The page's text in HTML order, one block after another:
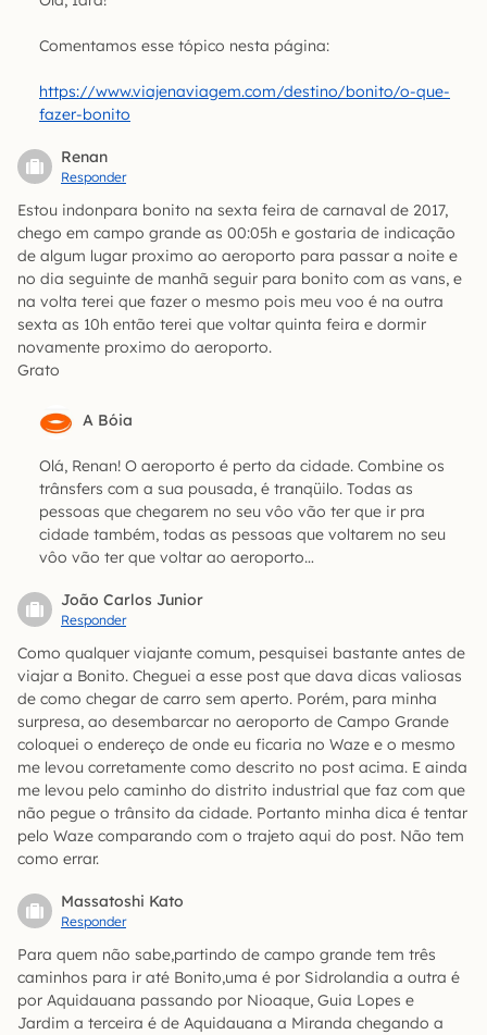
Comentamos esse tópico nesta página:
https://www.viajenaviagem.com/destino/bonito/o-que-
fazer-bonito
Renan
Responder
Estou indonpara bonito na sexta feira de carnaval de 2017,
chego em campo grande as 00:05h e gostaria de indicação
de algum lugar proximo ao aeroporto para passar a noite e
no dia seguinte de manhã seguir para bonito com as vans, e
na volta terei que fazer o mesmo pois meu voo é na outra
sexta as 10h então terei que voltar quinta feira e dormir
novamente proximo do aeroporto.
Grato
A Bóia
Olá, Renan! O aeroporto é perto da cidade. Combine os
trânsfers com a sua pousada, é tranqüilo. Todas as
pessoas que chegarem no seu vôo vão ter que ir pra
cidade também, todas as pessoas que voltarem no seu
vôo vão ter que voltar ao aeroporto…
João Carlos Junior
Responder
Como qualquer viajante comum, pesquisei bastante antes de
viajar a Bonito. Cheguei a esse post que dava dicas valiosas
de como chegar de carro sem aperto. Porém, para minha
surpresa, ao desembarcar no aeroporto de Campo Grande
coloquei o endereço de onde eu ficaria no Waze e o mesmo
me levou corretamente como descrito no post acima. E ainda
me levou pelo caminho do distrito industrial que faz com que
não pegue o trânsito da cidade. Portanto minha dica é tentar
pelo Waze comparando com o trajeto aqui do post. Não tem
como errar.
Massatoshi Kato
Responder
Para quem não sabe,partindo de campo grande tem três
caminhos para ir até Bonito,uma é por Sidrolandia a outra é
por Aquidauana passando por Nioaque, Guia Lopes e
Jardim a terceira é de Aquidauana a Miranda chegando a